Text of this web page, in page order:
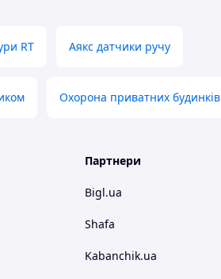
RT Аякс датчики ручу
Охорона приватних будинків
Партнери
Bigl.ua
Shafa
Kabanchik.ua